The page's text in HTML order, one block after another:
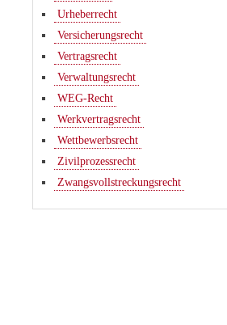
Urheberrecht
Versicherungsrecht
Vertragsrecht
Verwaltungsrecht
WEG-Recht
Werkvertragsrecht
Wettbewerbsrecht
Zivilprozessrecht
Zwangsvollstreckungsrecht